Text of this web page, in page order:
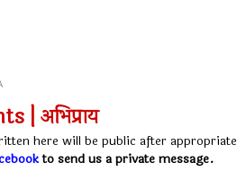
| अभिप्राय
here will be public after
to send us a private message.